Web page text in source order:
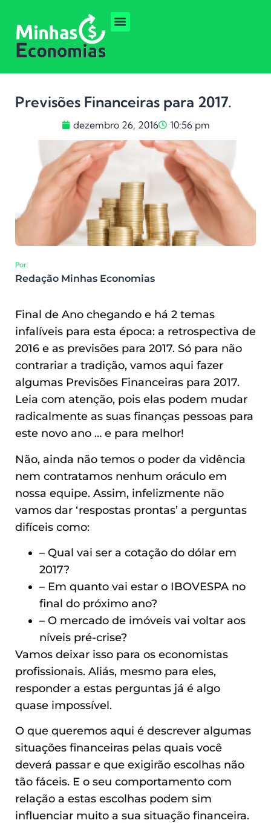
Previsões Financeiras para 2017.
dezembro 26, 2016 10:56 pm
Por:
Redação Minhas Economias
Final de Ano chegando e há 2 temas
infalíveis para esta época: a retrospectiva de
2016 e as previsões para 2017. Só para não
contrariar a tradição, vamos aqui fazer
algumas Previsões Financeiras para 2017.
Leia com atenção, pois elas podem mudar
radicalmente as suas finanças pessoas para
este novo ano … e para melhor!
Não, ainda não temos o poder da vidência
nem contratamos nenhum oráculo em
nossa equipe. Assim, infelizmente não
vamos dar ‘respostas prontas’ a perguntas
difíceis como:
– Qual vai ser a cotação do dólar em
2017?
– Em quanto vai estar o IBOVESPA no
final do próximo ano?
– O mercado de imóveis vai voltar aos
níveis pré-crise?
Vamos deixar isso para os economistas
profissionais. Aliás, mesmo para eles,
responder a estas perguntas já é algo
quase impossível.
O que queremos aqui é descrever algumas
situações financeiras pelas quais você
deverá passar e que exigirão escolhas não
tão fáceis. E o seu comportamento com
relação a estas escolhas podem sim
influenciar muito a sua situação financeira.